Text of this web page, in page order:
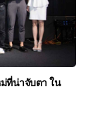
ที่น่าจับตา ใน